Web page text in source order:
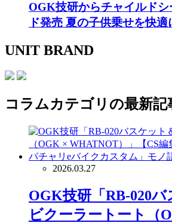
OGK技研からチャイルド
ド発売 夏の子供乗せを快適
UNIT BRAND
コラムカテゴリの最新記
2026.03.27
OGK技研「RB-020
ビクーラートート（